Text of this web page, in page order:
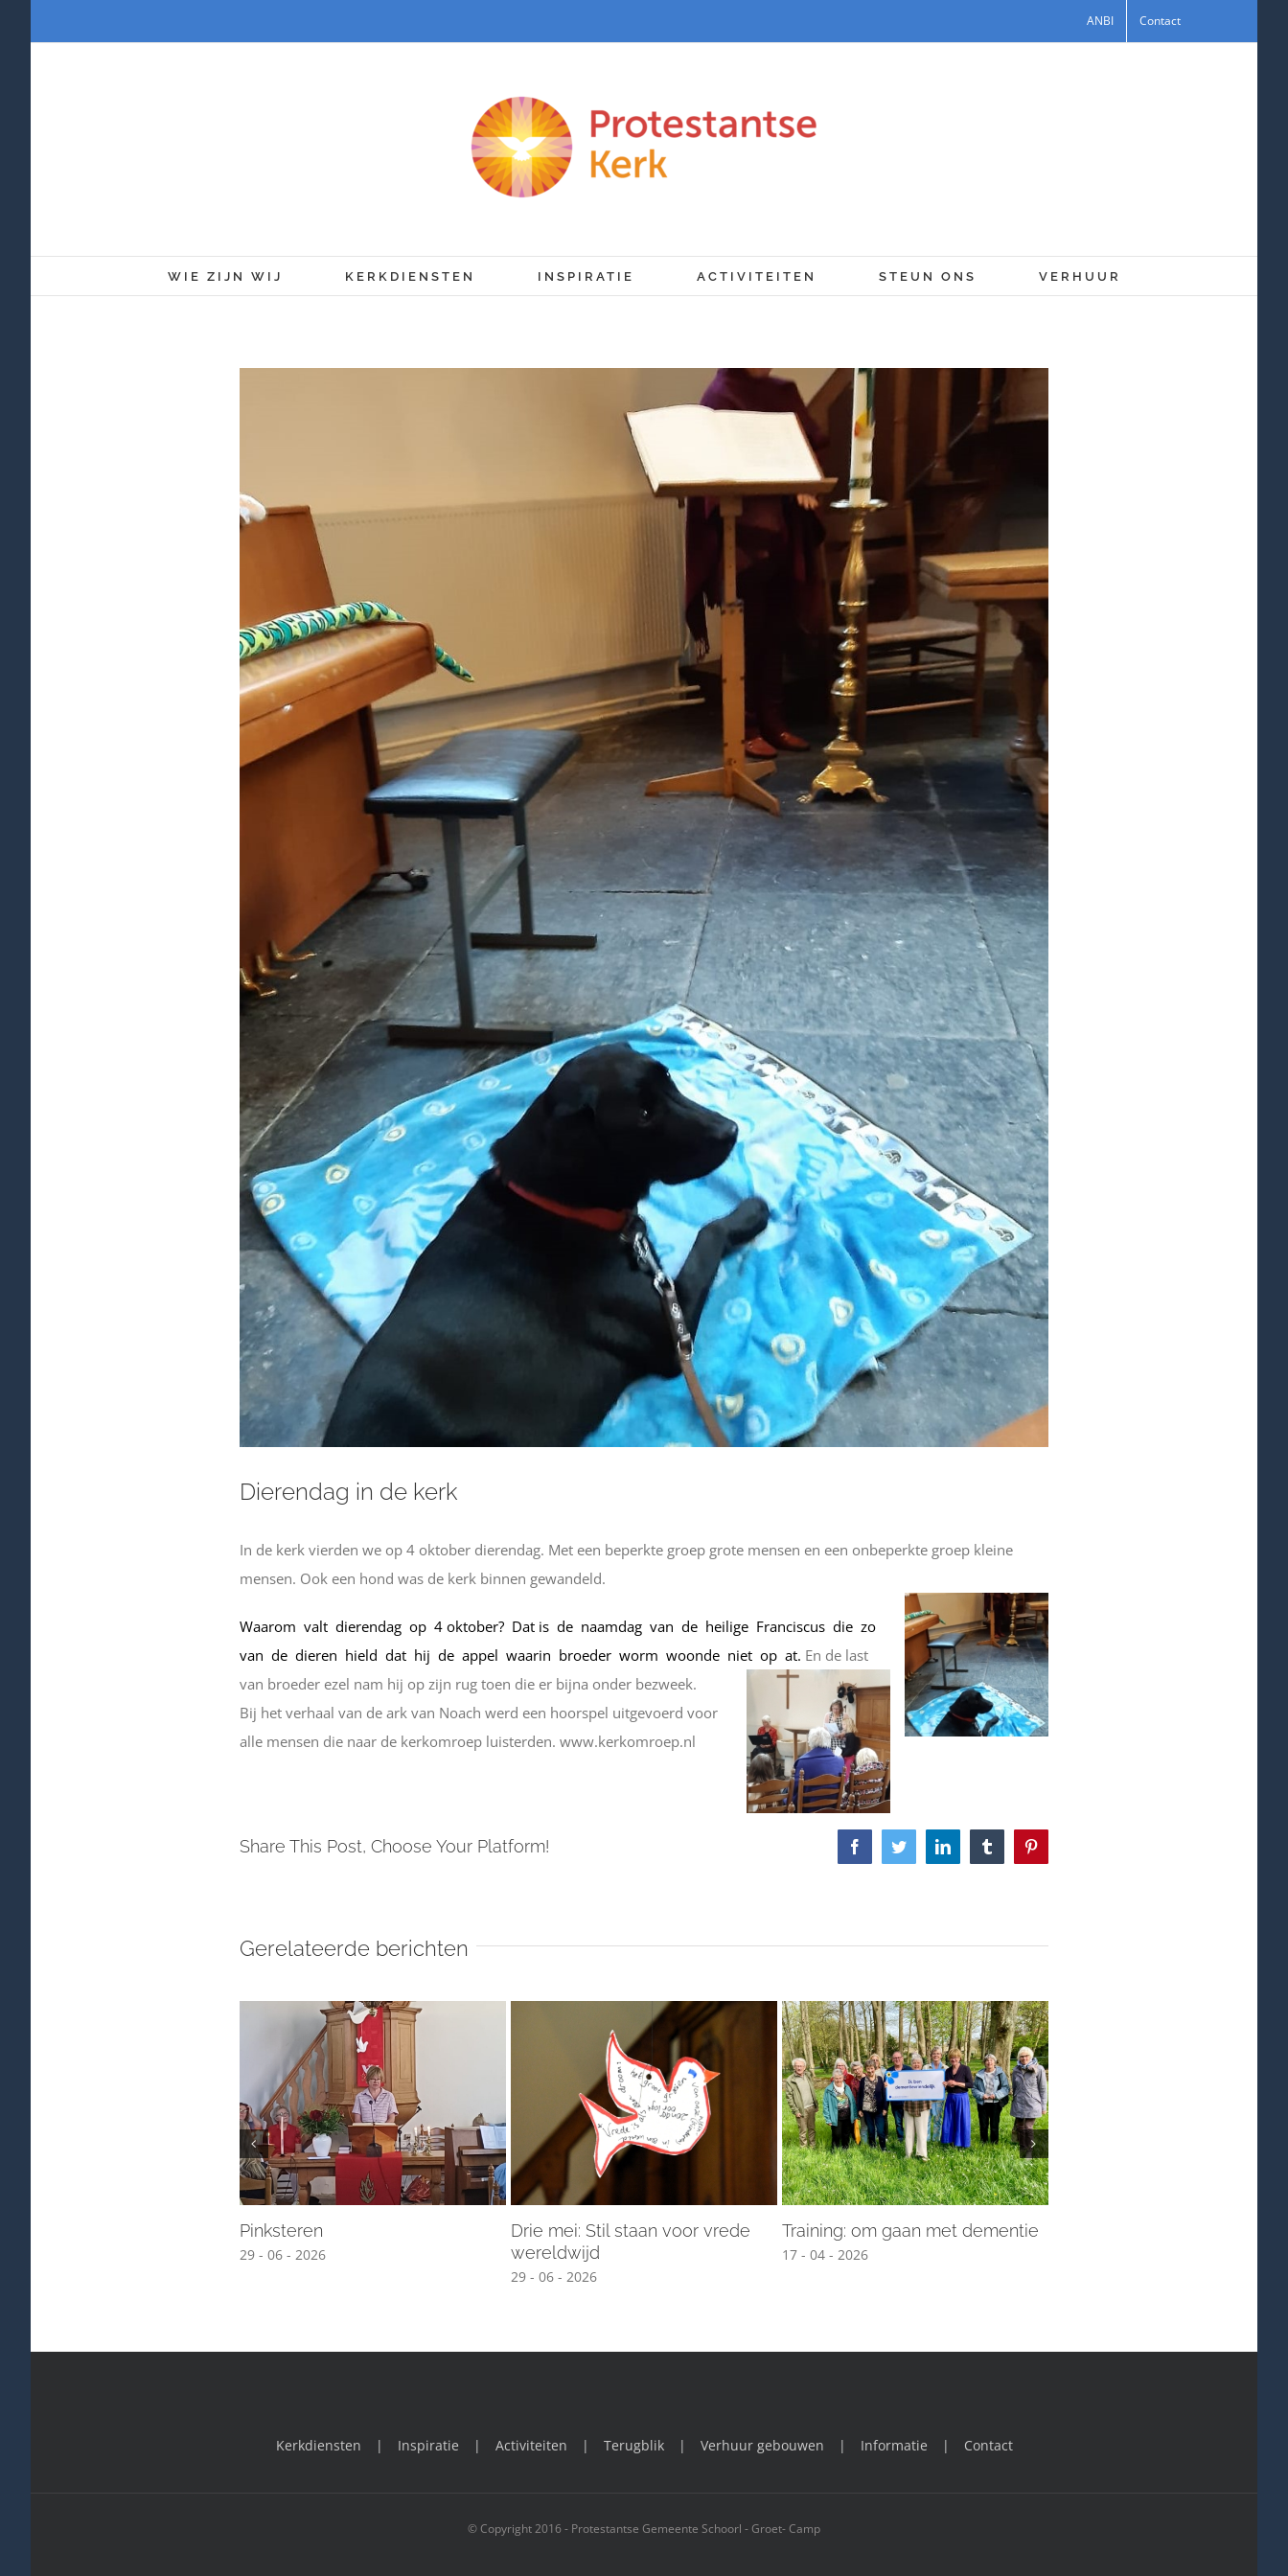
ANBI Contact
WIE ZIJN WIJ KERKDIENSTEN INSPIRATIE ACTIVITEITEN STEUN ONS VERHUUR
Dierendag in de kerk
In de kerk vierden we op 4 oktober dierendag. Met een beperkte groep grote mensen en een onbeperkte groep kleine
mensen. Ook een hond was de kerk binnen gewandeld.
Waarom valt dierendag op 4 oktober? Dat is de naamdag van de heilige Franciscus die zo
van de dieren hield dat hij de appel waarin broeder worm woonde niet op at. En de last
van broeder ezel nam hij op zijn rug toen die er bijna onder bezweek.
Bij het verhaal van de ark van Noach werd een hoorspel uitgevoerd voor
alle mensen die naar de kerkomroep luisterden. www.kerkomroep.nl
Share This Post, Choose Your Platform! FacebookTwitterLinkedIn TumblrPinterest
Gerelateerde berichten
Pinksteren
29 - 06 - 2026
Drie mei: Stil staan voor vrede
wereldwijd
29 - 06 - 2026
Training: om gaan met dementie
17 - 04 - 2026
Kerkdiensten Inspiratie Activiteiten Terugblik Verhuur gebouwen Informatie Contact
© Copyright 2016 - Protestantse Gemeente Schoorl - Groet- Camp